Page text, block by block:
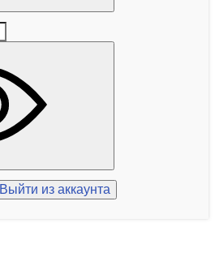
Выйти из аккаунта